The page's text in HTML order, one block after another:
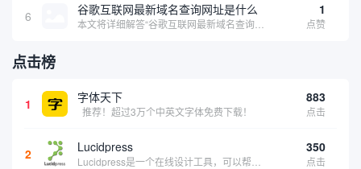
6 谷歌互联网最新域名查询网址是什么 1
点赞
点击榜
1 字体天下
推荐！超过3万个中英文字体免费下载！
883
点击
2 Lucidpress 350
点击